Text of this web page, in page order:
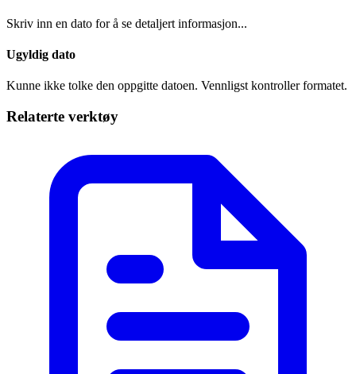
Skriv inn en dato for å se detaljert informasjon...
Ugyldig dato
Kunne ikke tolke den oppgitte datoen. Vennligst kontroller formatet.
Relaterte verktøy